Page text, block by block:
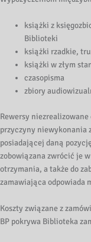
książki z
Biblioteki
książki rzadkie,
książki w złym
czasopisma
zbiory
Rewersy
przyczyny niewykonania
posiadającej daną
zobowiązana zwrócić je
otrzymania, a także do
zamawiająca odpowiada
Koszty związane z
BP pokrywa Biblioteka